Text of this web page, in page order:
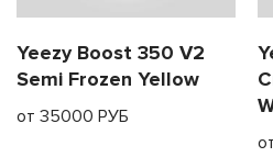
Yeezy Boost 350 V2
Semi Frozen Yellow
от 35000 РУБ